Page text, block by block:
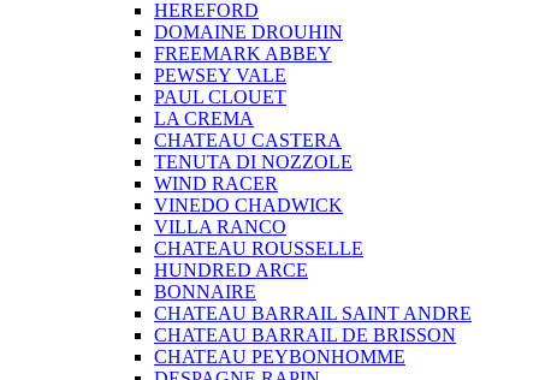
HEREFORD
DOMAINE DROUHIN
FREEMARK ABBEY
PEWSEY VALE
PAUL CLOUET
LA CREMA
CHATEAU CASTERA
TENUTA DI NOZZOLE
WIND RACER
VINEDO CHADWICK
VILLA RANCO
CHATEAU ROUSSELLE
HUNDRED ARCE
BONNAIRE
CHATEAU BARRAIL SAINT ANDRE
CHATEAU BARRAIL DE BRISSON
CHATEAU PEYBONHOMME